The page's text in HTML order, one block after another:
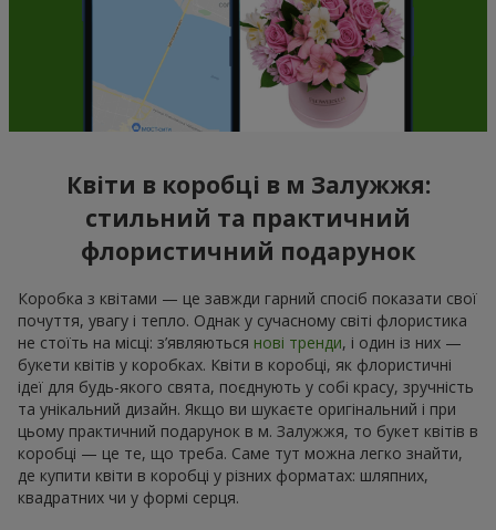
Квіти в коробці в м Залужжя:
стильний та практичний
флористичний подарунок
Коробка з квітами — це завжди гарний спосіб показати свої
почуття, увагу і тепло. Однак у сучасному світі флористика
не стоїть на місці: з’являються нові тренди, і один із них —
букети квітів у коробках. Квіти в коробці, як флористичні
ідеї для будь-якого свята, поєднують у собі красу, зручність
та унікальний дизайн. Якщо ви шукаєте оригінальний і при
цьому практичний подарунок в м. Залужжя, то букет квітів в
коробці — це те, що треба. Саме тут можна легко знайти,
де купити квіти в коробці у різних форматах: шляпних,
квадратних чи у формі серця.